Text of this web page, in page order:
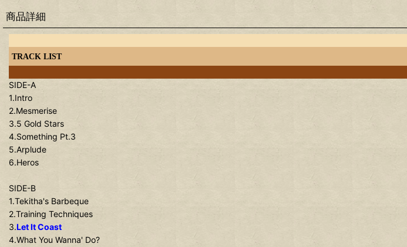
商品詳細
TRACK LIST
SIDE-A
1.Intro
2.Mesmerise
3.5 Gold Stars
4.Something Pt.3
5.Arplude
6.Heros
SIDE-B
1.Tekitha's Barbeque
2.Training Techniques
3.Let It Coast
4.What You Wanna' Do?